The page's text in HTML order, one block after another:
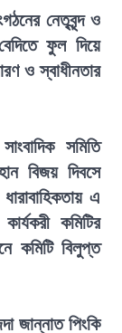
নেতৃবৃন্দ ও
ফুল দিয়ে
ও স্বাধীনতার
সমিতি
বিজয় দিবসে
এ
কমিটির
কমিটি বিলুপ্ত
জান্নাত পিংকি